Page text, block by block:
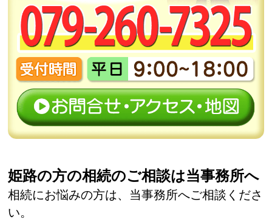
姫路の方の相続のご相談は当事務所へ
相続にお悩みの方は、当事務所へご相談くださ
い。